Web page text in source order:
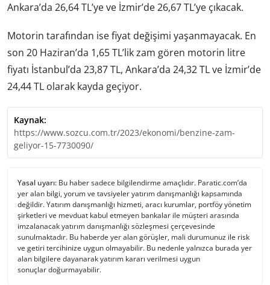
Ankara’da 26,64 TL’ye ve İzmir’de 26,67 TL’ye çıkacak.
Motorin tarafından ise fiyat değişimi yaşanmayacak. En
son 20 Haziran’da 1,65 TL’lik zam gören motorin litre
fiyatı İstanbul’da 23,87 TL, Ankara’da 24,32 TL ve İzmir’de
24,44 TL olarak kayda geçiyor.
Kaynak:
https://www.sozcu.com.tr/2023/ekonomi/benzine-zam-
geliyor-15-7730090/
Yasal uyarı: Bu haber sadece bilgilendirme amaçlıdır. Paratic.com’da
yer alan bilgi, yorum ve tavsiyeler yatırım danışmanlığı kapsamında
değildir. Yatırım danışmanlığı hizmeti, aracı kurumlar, portföy yönetim
şirketleri ve mevduat kabul etmeyen bankalar ile müşteri arasında
imzalanacak yatırım danışmanlığı sözleşmesi çerçevesinde
sunulmaktadır. Bu haberde yer alan görüşler, mali durumunuz ile risk
ve getiri tercihinize uygun olmayabilir. Bu nedenle yalnızca burada yer
alan bilgilere dayanarak yatırım kararı verilmesi uygun
sonuçlar doğurmayabilir.